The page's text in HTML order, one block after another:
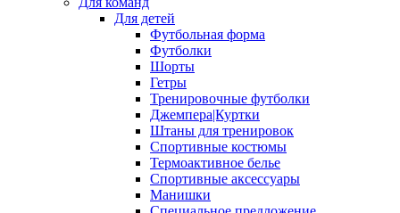
Для детей
Футбольная форма
Футболки
Шорты
Гетры
Тренировочные футболки
Джемпера|Куртки
Штаны для тренировок
Спортивные костюмы
Термоактивное белье
Спортивные аксессуары
Манишки